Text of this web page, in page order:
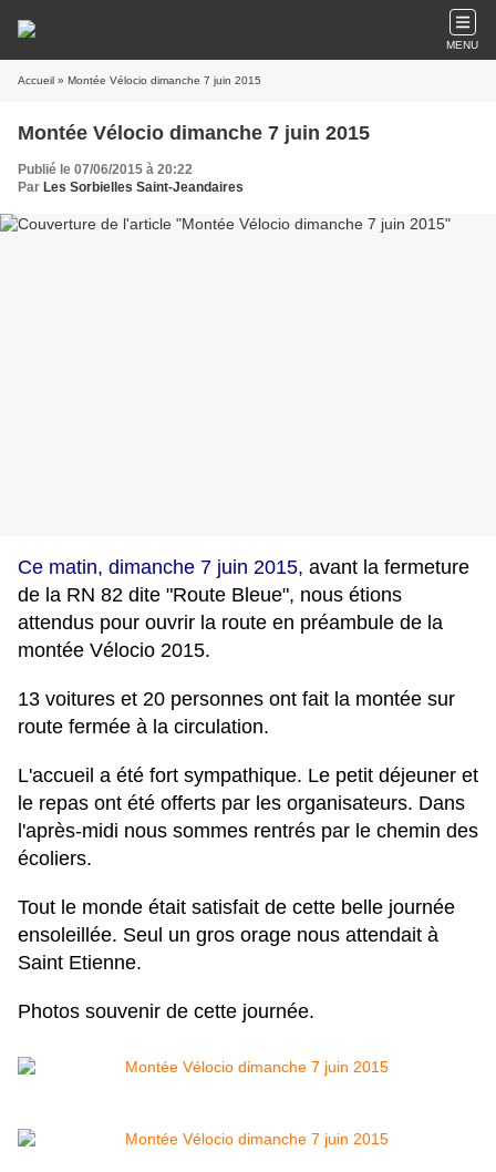
MENU
Accueil » Montée Vélocio dimanche 7 juin 2015
Montée Vélocio dimanche 7 juin 2015
Publié le 07/06/2015 à 20:22
Par Les Sorbielles Saint-Jeandaires
Ce matin, dimanche 7 juin 2015, avant la fermeture
de la RN 82 dite "Route Bleue", nous étions
attendus pour ouvrir la route en préambule de la
montée Vélocio 2015.
13 voitures et 20 personnes ont fait la montée sur
route fermée à la circulation.
L'accueil a été fort sympathique. Le petit déjeuner et
le repas ont été offerts par les organisateurs. Dans
l'après-midi nous sommes rentrés par le chemin des
écoliers.
Tout le monde était satisfait de cette belle journée
ensoleillée. Seul un gros orage nous attendait à
Saint Etienne.
Photos souvenir de cette journée.